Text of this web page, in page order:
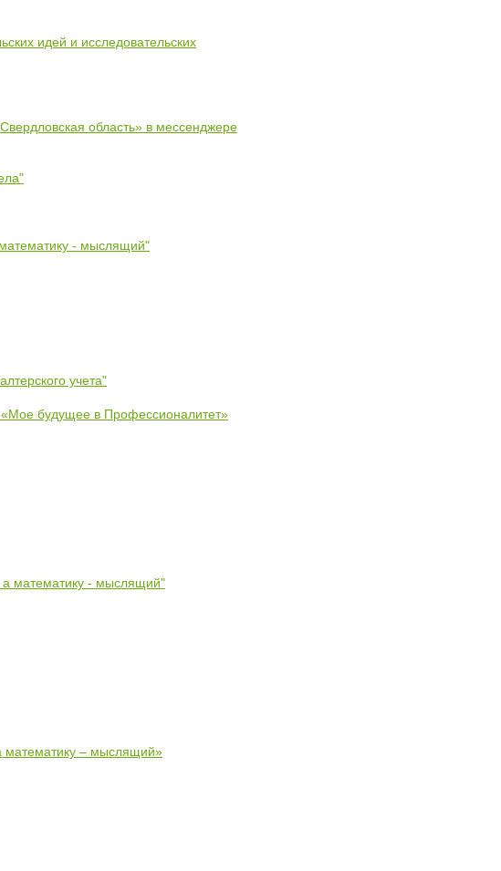
идей и исследовательских
область» в мессенджере
- мыслящий"
учета"
«Мое будущее в Профессионалитет»
математику - мыслящий"
– мыслящий»